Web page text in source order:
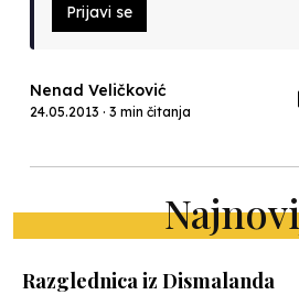
Prijavi se
Nenad Veličković
24.05.2013 · 3 min čitanja
Razglednica iz Dismalanda